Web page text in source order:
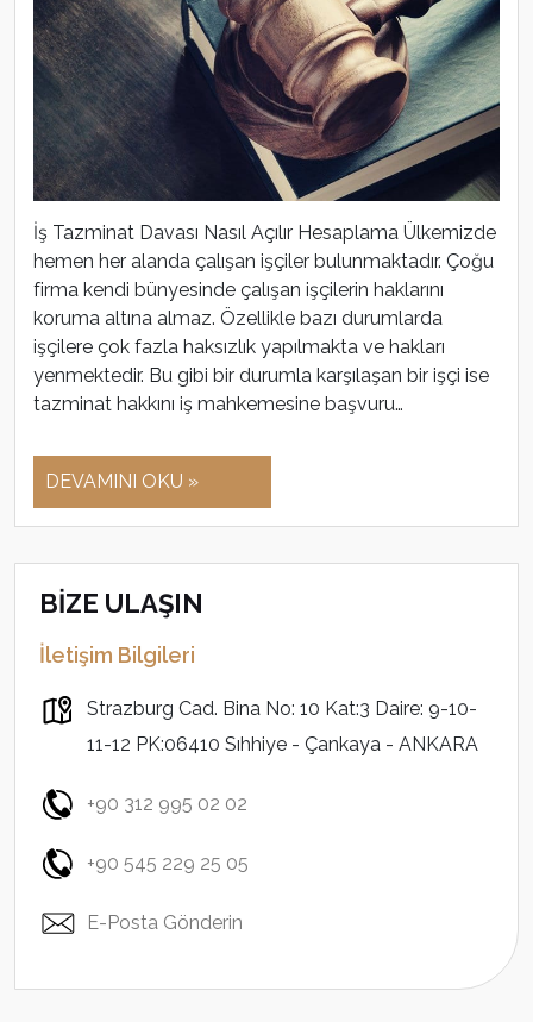
İş Tazminat Davası Nasıl Açılır Hesaplama Ülkemizde
hemen her alanda çalışan işçiler bulunmaktadır. Çoğu
firma kendi bünyesinde çalışan işçilerin haklarını
koruma altına almaz. Özellikle bazı durumlarda
işçilere çok fazla haksızlık yapılmakta ve hakları
yenmektedir. Bu gibi bir durumla karşılaşan bir işçi ise
tazminat hakkını iş mahkemesine başvuru…
DEVAMINI OKU »
BİZE ULAŞIN
İletişim Bilgileri
Strazburg Cad. Bina No: 10 Kat:3 Daire: 9-10-
11-12 PK:06410 Sıhhiye - Çankaya - ANKARA
+90 312 995 02 02
+90 545 229 25 05
E-Posta Gönderin